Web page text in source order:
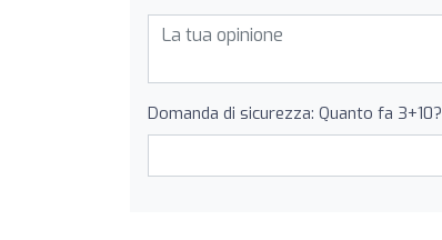
Domanda di sicurezza: Quanto fa 3+10?